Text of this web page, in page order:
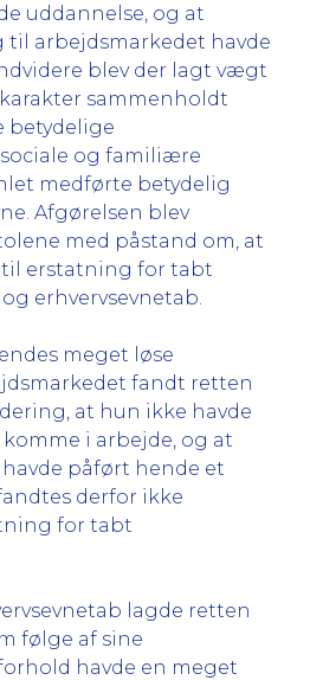
uddannelse, og at
arbejdsmarkedet havde
blev der lagt vægt
sammenholdt
betydelige
og familiære
medførte betydelig
Afgørelsen blev
med påstand om, at
erstatning for tabt
erhvervsevnetab.
meget løse
fandt retten
at hun ikke havde
i arbejde, og at
påført hende et
derfor ikke
for tabt
lagde retten
følge af sine
havde en meget